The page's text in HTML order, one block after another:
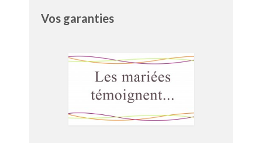
Vos garanties